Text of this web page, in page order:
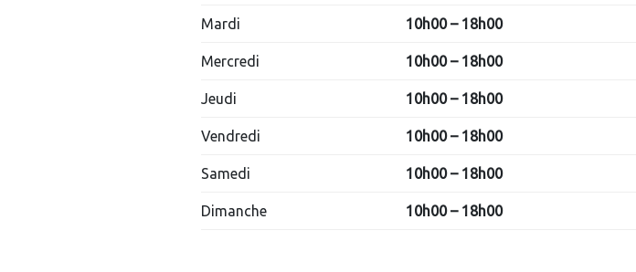
Mardi 10h00 – 18h00
Mercredi 10h00 – 18h00
Jeudi 10h00 – 18h00
Vendredi 10h00 – 18h00
Samedi 10h00 – 18h00
Dimanche 10h00 – 18h00